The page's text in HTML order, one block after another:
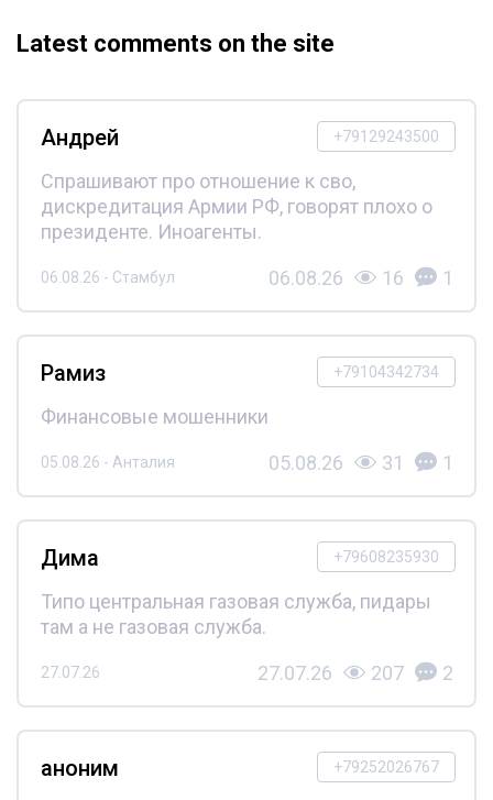
Latest comments on the site
+79129243500
Андрей
Спрашивают про отношение к сво,
дискредитация Армии РФ, говорят плохо о
президенте. Иноагенты.
06.08.26 - Стамбул 06.08.26 16 1
+79104342734
Рамиз
Финансовые мошенники
05.08.26 - Анталия 05.08.26 31 1
+79608235930
Дима
Типо центральная газовая служба, пидары
там а не газовая служба.
27.07.26 27.07.26 207 2
+79252026767
аноним